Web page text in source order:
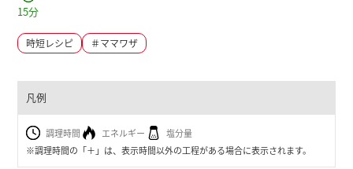
15分
時短レシピ ＃ママワザ
凡例
調理時間 エネルギー
塩分量
※調理時間の「＋」は、表示時間以外の工程がある場合に表示されます。